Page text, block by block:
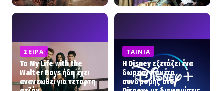
ΣΕΙΡΆ
Το My Life with the
Walter Boys ήδη έχει
ανανεωθεί για τέταρτη
ΤΑΙΝΊΑ
Η Disney εξετάζει ένα
δωρεάν πακέτο
συνδρομής στο